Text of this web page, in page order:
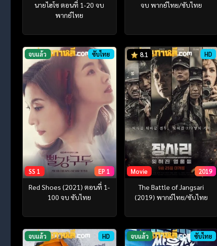
นายไฮโซ ตอนที่ 1-20 จบ
พากย์ไทย
จบ พากย์ไทย/ซับไทย
จบแล้ว ซับไทย
SS 1 EP 1
Red Shoes (2021) ตอนที่ 1-
100 จบ ซับไทย
8.1 HD
Movie 2019
The Battle of Jangsari
(2019) พากย์ไทย/ซับไทย
จบแล้ว HD จบแล้ว ซับไทย